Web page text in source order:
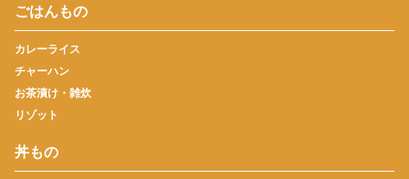
ごはんもの
カレーライス
チャーハン
お茶漬け・雑炊
リゾット
丼もの